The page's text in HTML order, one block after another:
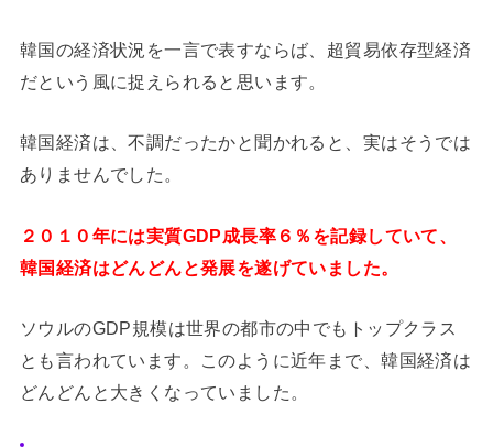
韓国の経済状況を一言で表すならば、超貿易依存型経済
だという風に捉えられると思います。
韓国経済は、不調だったかと聞かれると、実はそうでは
ありませんでした。
２０１０年には実質GDP成長率６％を記録していて、
韓国経済はどんどんと発展を遂げていました。
ソウルのGDP規模は世界の都市の中でもトップクラス
とも言われています。このように近年まで、韓国経済は
どんどんと大きくなっていました。